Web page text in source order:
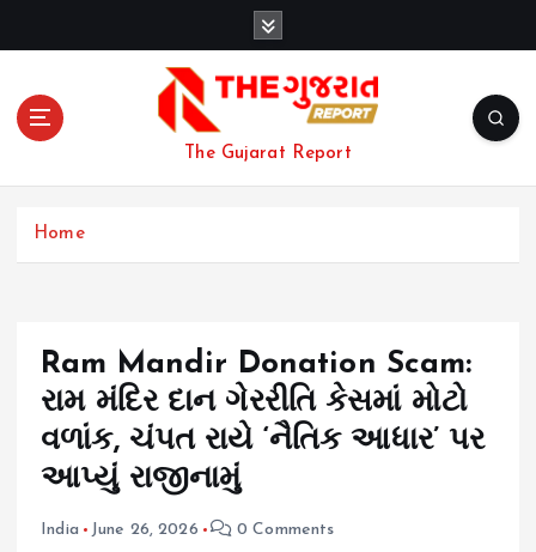
The Gujarat Report
Home
Ram Mandir Donation Scam:
રામ મંદિર દાન ગેરરીતિ કેસમાં મોટો
વળાંક, ચંપત રાયે ‘નૈતિક આધાર’ પર
આપ્યું રાજીનામું
India June 26, 2026 0 Comments